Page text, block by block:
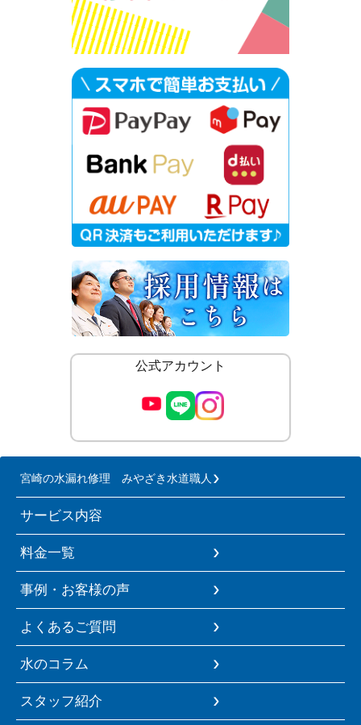
公式アカウント
宮崎の水漏れ修理 みやざき水道職人
サービス内容
料金一覧
事例・お客様の声
よくあるご質問
水のコラム
スタッフ紹介